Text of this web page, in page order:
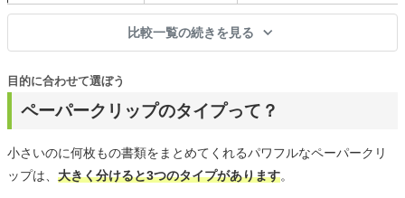
比較一覧の続きを見る
ペーパークリップのタイプって？
目的に合わせて選ぼう
小さいのに何枚もの書類をまとめてくれるパワフルなペーパークリ
ップは、 大きく分けると3つのタイプがあります。